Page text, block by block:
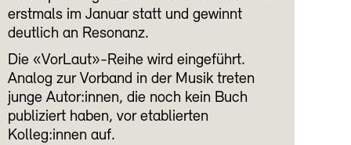
erstmals im Januar statt und gewinnt
deutlich an Resonanz.
Die «VorLaut»-Reihe wird eingeführt.
Analog zur Vorband in der Musik treten
junge Autor:innen, die noch kein Buch
publiziert haben, vor etablierten
Kolleg:innen auf.